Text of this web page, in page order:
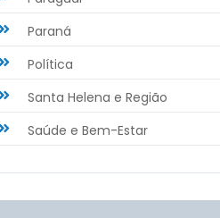
Paraná
Política
Santa Helena e Região
Saúde e Bem-Estar